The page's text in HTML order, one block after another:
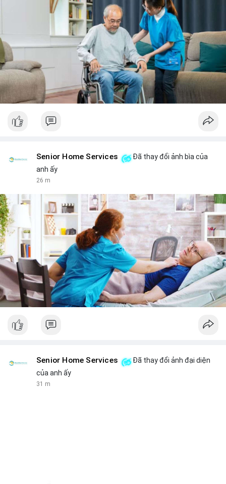
Senior Home Services
Đã thay đổi ảnh bìa của
anh ấy
26 m
Senior Home Services
Đã thay đổi ảnh đại diện
của anh ấy
31 m